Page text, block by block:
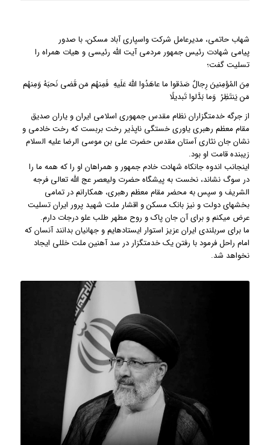
شهاب حاتمی، مدیرعامل شرکت واسپاری آباد مسکن، با صدور
پیامی شهادت رئیس جمهور مردمی آیت الله رئیسی و هیات همراه را
تسلیت گفت؛
مِنَ المُؤمِنینَ رِجالٌ صَدَقوا ما عاهَدُوا اللَّهَ عَلَیهِ فَمِنهُم مَن قَضى نَحبَهُ وَمِنهُم
مَن یَنتَظِرُ وَما بَدَّلوا تَبدیلًا
از جرگه خدمتگزاران نظام مقدس جمهوری اسلامی ایران و یاران صدیق
مقام معظم رهبری یاوری خستگی ناپذیر رخت بربست که رخت خادمی و
نشان جان نثاری آستان مقدس حضرت علی بن موسی الرضا علیه السلام
زیبنده قامت او بود.
اینجانب اندوه جانکاه شهادت خادم جمهور و همراهان او را که همه ما را
در سوگ نشاند، نخست به پیشگاه حضرت ولیعصر عج الله تعالی فرجه
الشریف و سپس به محضر مقام معظم رهبری، همکارانم در تمامی
بخشهای دولت و نیز بانک مسکن و اقشار ملت شهید پرور ایران تسلیت
عرض می­کنم و برای آن جان پاک و روح مطهر طلب علو درجات دارم.
ما برای سربلندی ایران عزیز استوار ایستاده­ایم و جهانیان بدانند آنسان که
امام راحل فرمود با رفتن یک خدمتگزار در سد آهنین ملت خللی ایجاد
نخواهد شد.